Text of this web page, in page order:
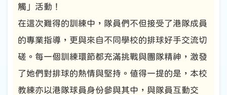
觸」活動！
在這次難得的訓練中，隊員們不但接受了港隊成員
的專業指導，更與來自不同學校的排球好手交流切
磋。每一個訓練環節都充滿挑戰與團隊精神，激發
了她們對排球的熱情與堅持。值得一提的是，本校
教練亦以港隊球員身份參與其中，與隊員互動交